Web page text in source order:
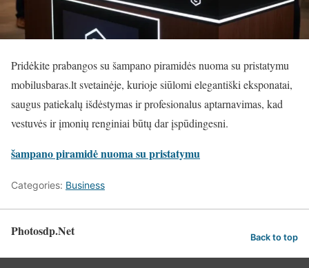
Pridėkite prabangos su šampano piramidės nuoma su pristatymu
mobilusbaras.lt svetainėje, kurioje siūlomi elegantiški eksponatai,
saugus patiekalų išdėstymas ir profesionalus aptarnavimas, kad
vestuvės ir įmonių renginiai būtų dar įspūdingesni.
šampano piramidė nuoma su pristatymu
Categories: Business
Photosdp.Net Back to top